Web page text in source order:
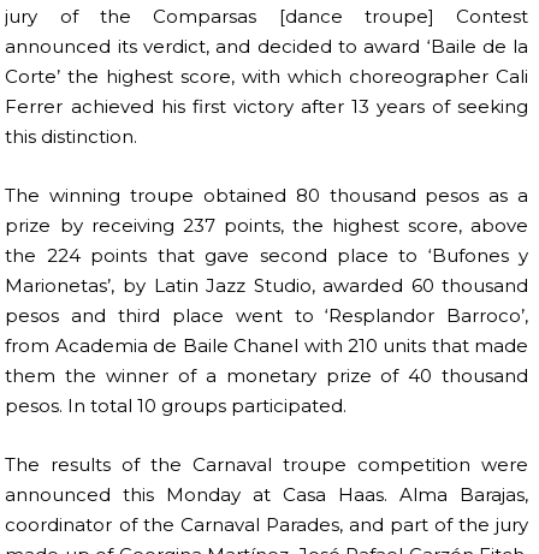
jury of the Comparsas [dance troupe] Contest
announced its verdict, and decided to award ‘Baile de la
Corte’ the highest score, with which choreographer Cali
Ferrer achieved his first victory after 13 years of seeking
this distinction.
The winning troupe obtained 80 thousand pesos as a
prize by receiving 237 points, the highest score, above
the 224 points that gave second place to ‘Bufones y
Marionetas’, by Latin Jazz Studio, awarded 60 thousand
pesos and third place went to ‘Resplandor Barroco’,
from Academia de Baile Chanel with 210 units that made
them the winner of a monetary prize of 40 thousand
pesos. In total 10 groups participated.
The results of the Carnaval troupe competition were
announced this Monday at Casa Haas. Alma Barajas,
coordinator of the Carnaval Parades, and part of the jury